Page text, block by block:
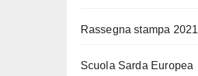
Rassegna stampa 2021
Scuola Sarda Europea